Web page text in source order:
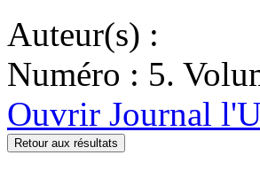
Auteur(s) :
Numéro : 5.
Ouvrir Journal
Retour aux résultats